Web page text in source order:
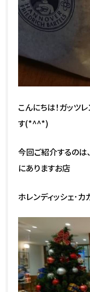
こんにちは！ガッツ
す(*^^*)
今回ご紹介するのは
にありますお店
ホレンディッシェ･